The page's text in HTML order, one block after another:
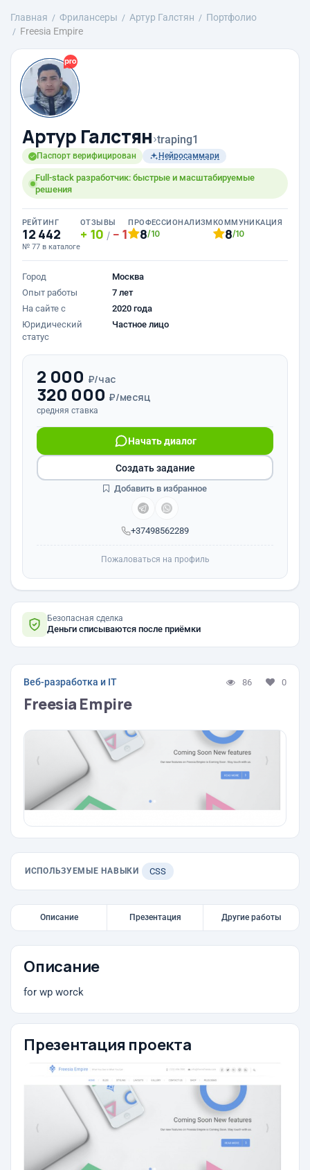
Главная Фрилансеры Артур Галстян
Портфолио
Freesia Empire
Артур Галстян›traping1
Паспорт верифицирован Нейросаммари
Full-stack разработчик: быстрые и масштабируемые
решения
РЕЙТИНГ
12 442
№ 77 в каталоге
ОТЗЫВЫ
10 / 1
ПРОФЕССИОНАЛИЗМ
8/10
КОММУНИКАЦИЯ
8/10
Город
Москва
Опыт работы
7 лет
На сайте с
2020 года
Юридический
статус
Частное лицо
2 000 ₽/час
320 000 ₽/месяц
средняя ставка
+37498562289
Начать диалог
Создать задание
Добавить в избранное
Пожаловаться на профиль
Безопасная сделка
Деньги списываются после приёмки
Веб-разработка и IT 86 0
Freesia Empire
ИСПОЛЬЗУЕМЫЕ НАВЫКИ CSS
Описание Презентация Другие работы
Описание
for wp worck
Презентация проекта